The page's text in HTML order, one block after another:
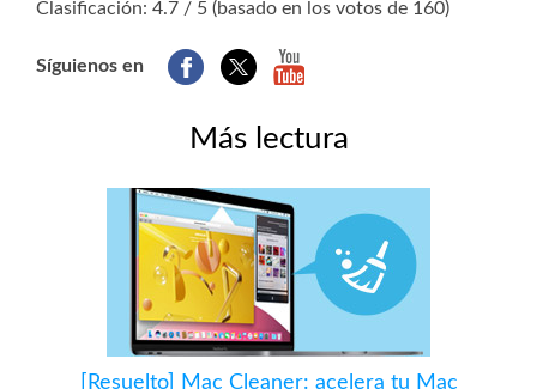
Clasificación: 4.7 / 5 (basado en los votos de 160)
Síguienos en
Más lectura
[Resuelto] Mac Cleaner: acelera tu Mac